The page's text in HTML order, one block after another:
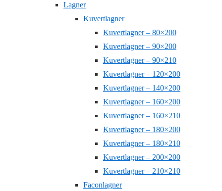
Lagner
Kuvertlagner
Kuvertlagner – 80×200
Kuvertlagner – 90×200
Kuvertlagner – 90×210
Kuvertlagner – 120×200
Kuvertlagner – 140×200
Kuvertlagner – 160×200
Kuvertlagner – 160×210
Kuvertlagner – 180×200
Kuvertlagner – 180×210
Kuvertlagner – 200×200
Kuvertlagner – 210×210
Faconlagner